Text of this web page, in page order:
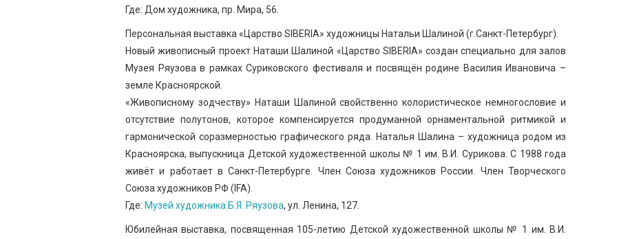
Где: Дом художника, пр. Мира, 56.
Персональная выставка «Царство SIBERIA» художницы Натальи Шалиной (г.Санкт-Петербург).
Новый живописный проект Наташи Шалиной «Царство SIBERIA» создан специально для залов
Музея Ряузова в рамках Суриковского фестиваля и посвящён родине Василия Ивановича –
земле Красноярской.
«Живописному зодчеству» Наташи Шалиной свойственно колористическое немногословие и
отсутствие полутонов, которое компенсируется продуманной орнаментальной ритмикой и
гармонической соразмерностью графического ряда. Наталья Шалина – художница родом из
Красноярска, выпускница Детской художественной школы № 1 им. В.И. Сурикова. С 1988 года
живёт и работает в Санкт-Петербурге. Член Союза художников России. Член Творческого
Союза художников РФ (IFA).
Где: Музей художника Б.Я. Ряузова, ул. Ленина, 127.
Юбилейная выставка, посвященная 105-летию Детской художественной школы № 1 им. В.И.